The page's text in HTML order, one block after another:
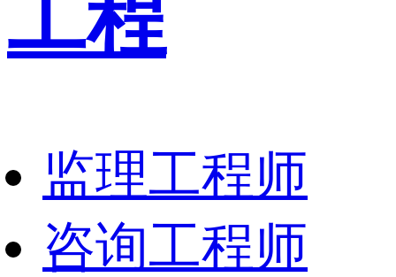
工程
监理工程师
咨询工程师